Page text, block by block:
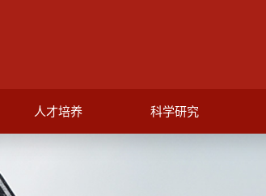
人才培养 科学研究